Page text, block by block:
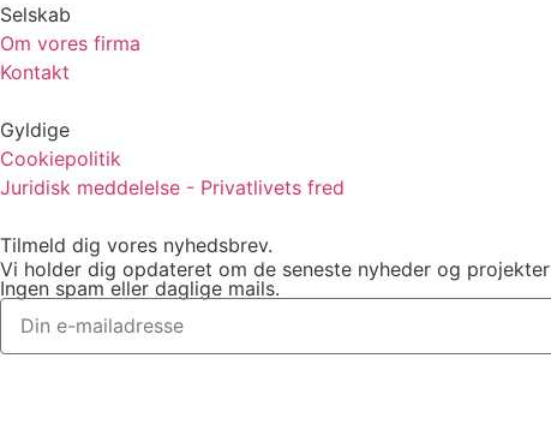
Selskab
Om vores firma
Kontakt
Gyldige
Cookiepolitik
Juridisk meddelelse - Privatlivets fred
Tilmeld dig vores nyhedsbrev.
Vi holder dig opdateret om de seneste nyheder og
Ingen spam eller daglige mails.